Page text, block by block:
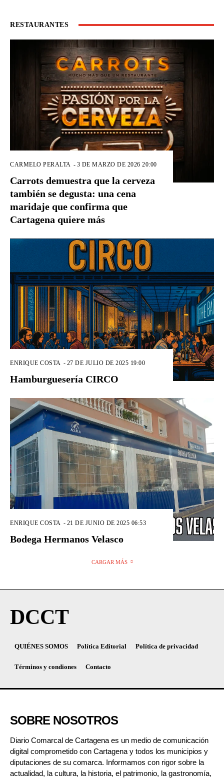
RESTAURANTES
CARMELO PERALTA - 3 DE MARZO DE 2026 20:00
Carrots demuestra que la cerveza
también se degusta: una cena
maridaje que confirma que
Cartagena quiere más
ENRIQUE COSTA - 27 DE JULIO DE 2025 19:00
Hamburguesería CIRCO
ENRIQUE COSTA - 21 DE JUNIO DE 2025 06:53
Bodega Hermanos Velasco
CARGAR MÁS
DCCT
QUIÉNES SOMOS Política Editorial Política de privacidad
Términos y condiones Contacto
SOBRE NOSOTROS
Diario Comarcal de Cartagena es un medio de comunicación
digital comprometido con Cartagena y todos los municipios y
diputaciones de su comarca. Informamos con rigor sobre la
actualidad, la cultura, la historia, el patrimonio, la gastronomía,